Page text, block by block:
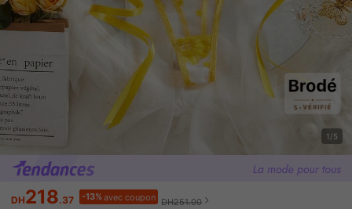
1/5
DH218.37 -13%avec coupon DH251.00